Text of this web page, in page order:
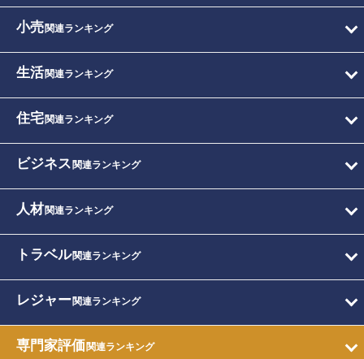
小売関連ランキング
生活関連ランキング
住宅関連ランキング
ビジネス 関連ランキング
人材関連ランキング
トラベル関連ランキング
レジャー関連ランキング
専門家評価関連ランキング